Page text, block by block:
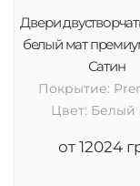
Двери
белый мат
Сатин
Покрытие:
Цвет: Белый
от 12024